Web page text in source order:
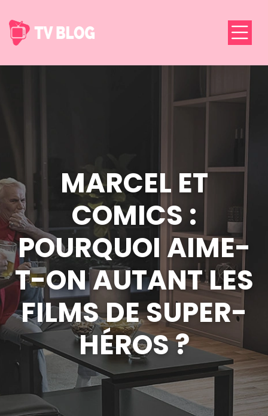
MARCEL ET
COMICS :
POURQUOI AIME-
T-ON AUTANT LES
FILMS DE SUPER-
HÉROS ?